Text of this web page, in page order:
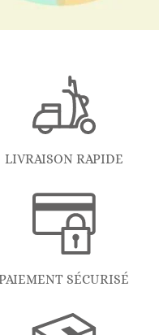
LIVRAISON RAPIDE
SÉCURISÉ